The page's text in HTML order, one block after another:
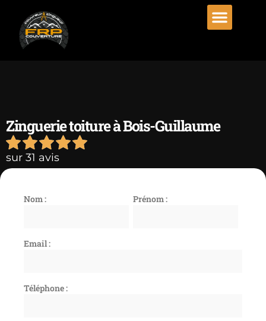
Zinguerie toiture à Bois-Guillaume
sur 31 avis
Nom : Prénom :
Email :
Téléphone :